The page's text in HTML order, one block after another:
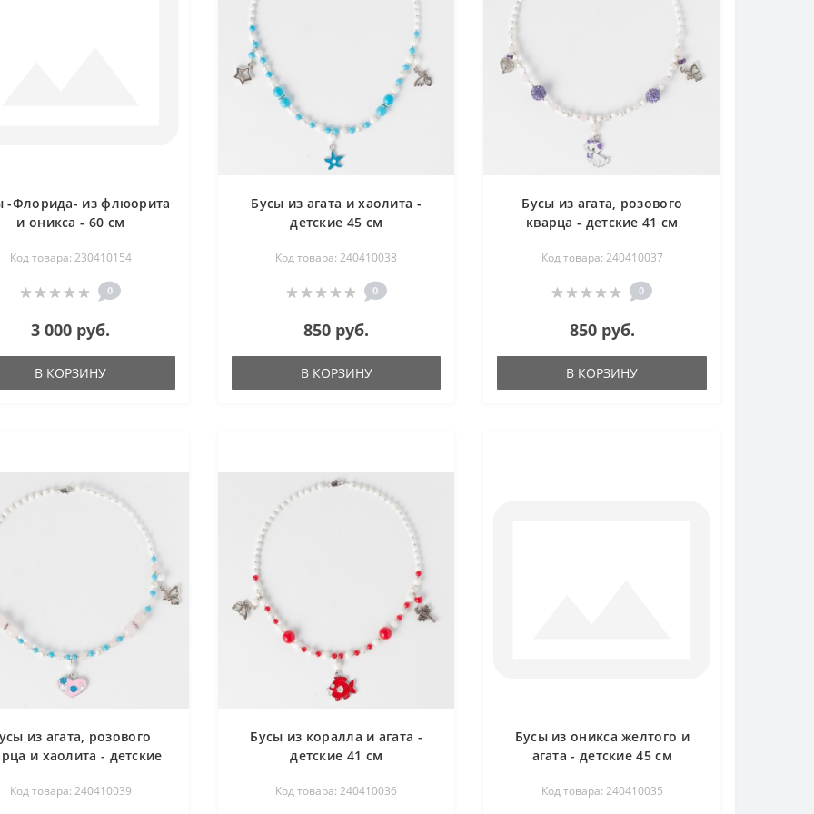
-Флорида- из флюорита
и оникса - 60 см
Код товара: 230410154
0
3 000 руб.
В КОРЗИНУ
Бусы из агата и хаолита -
детские 45 см
Код товара: 240410038
0
850 руб.
В КОРЗИНУ
Бусы из агата, розового
кварца - детские 41 см
Код товара: 240410037
0
850 руб.
В КОРЗИНУ
из агата, розового
и хаолита - детские
Код товара: 240410039
Бусы из коралла и агата -
детские 41 см
Код товара: 240410036
Бусы из оникса желтого и
агата - детские 45 см
Код товара: 240410035